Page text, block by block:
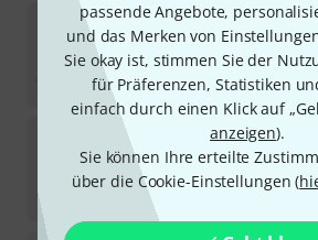
passende Angebote,
und das Merken von
Sie okay ist, stimmen Sie der
für Präferenzen, Statistiken
einfach durch einen Klick auf
anzeigen).
Sie können Ihre erteilte
über die Cookie-Einstellungen (
JG Percussion DHCC David
1
Auf Anfrage
98€
JG PercussionMO6 M.
Sofort lieferbar
98